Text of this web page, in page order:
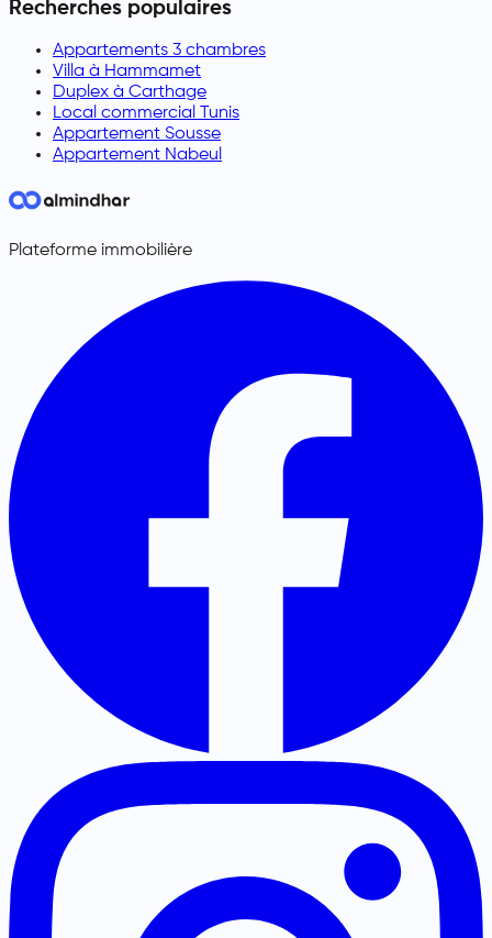
Recherches populaires
Appartements 3 chambres
Villa à Hammamet
Duplex à Carthage
Local commercial Tunis
Appartement Sousse
Appartement Nabeul
Plateforme immobilière